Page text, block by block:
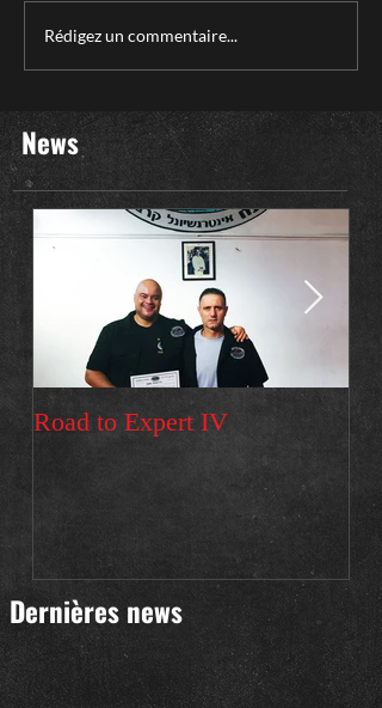
Rédigez un commentaire...
News
Road to Expert IV
Dernières news